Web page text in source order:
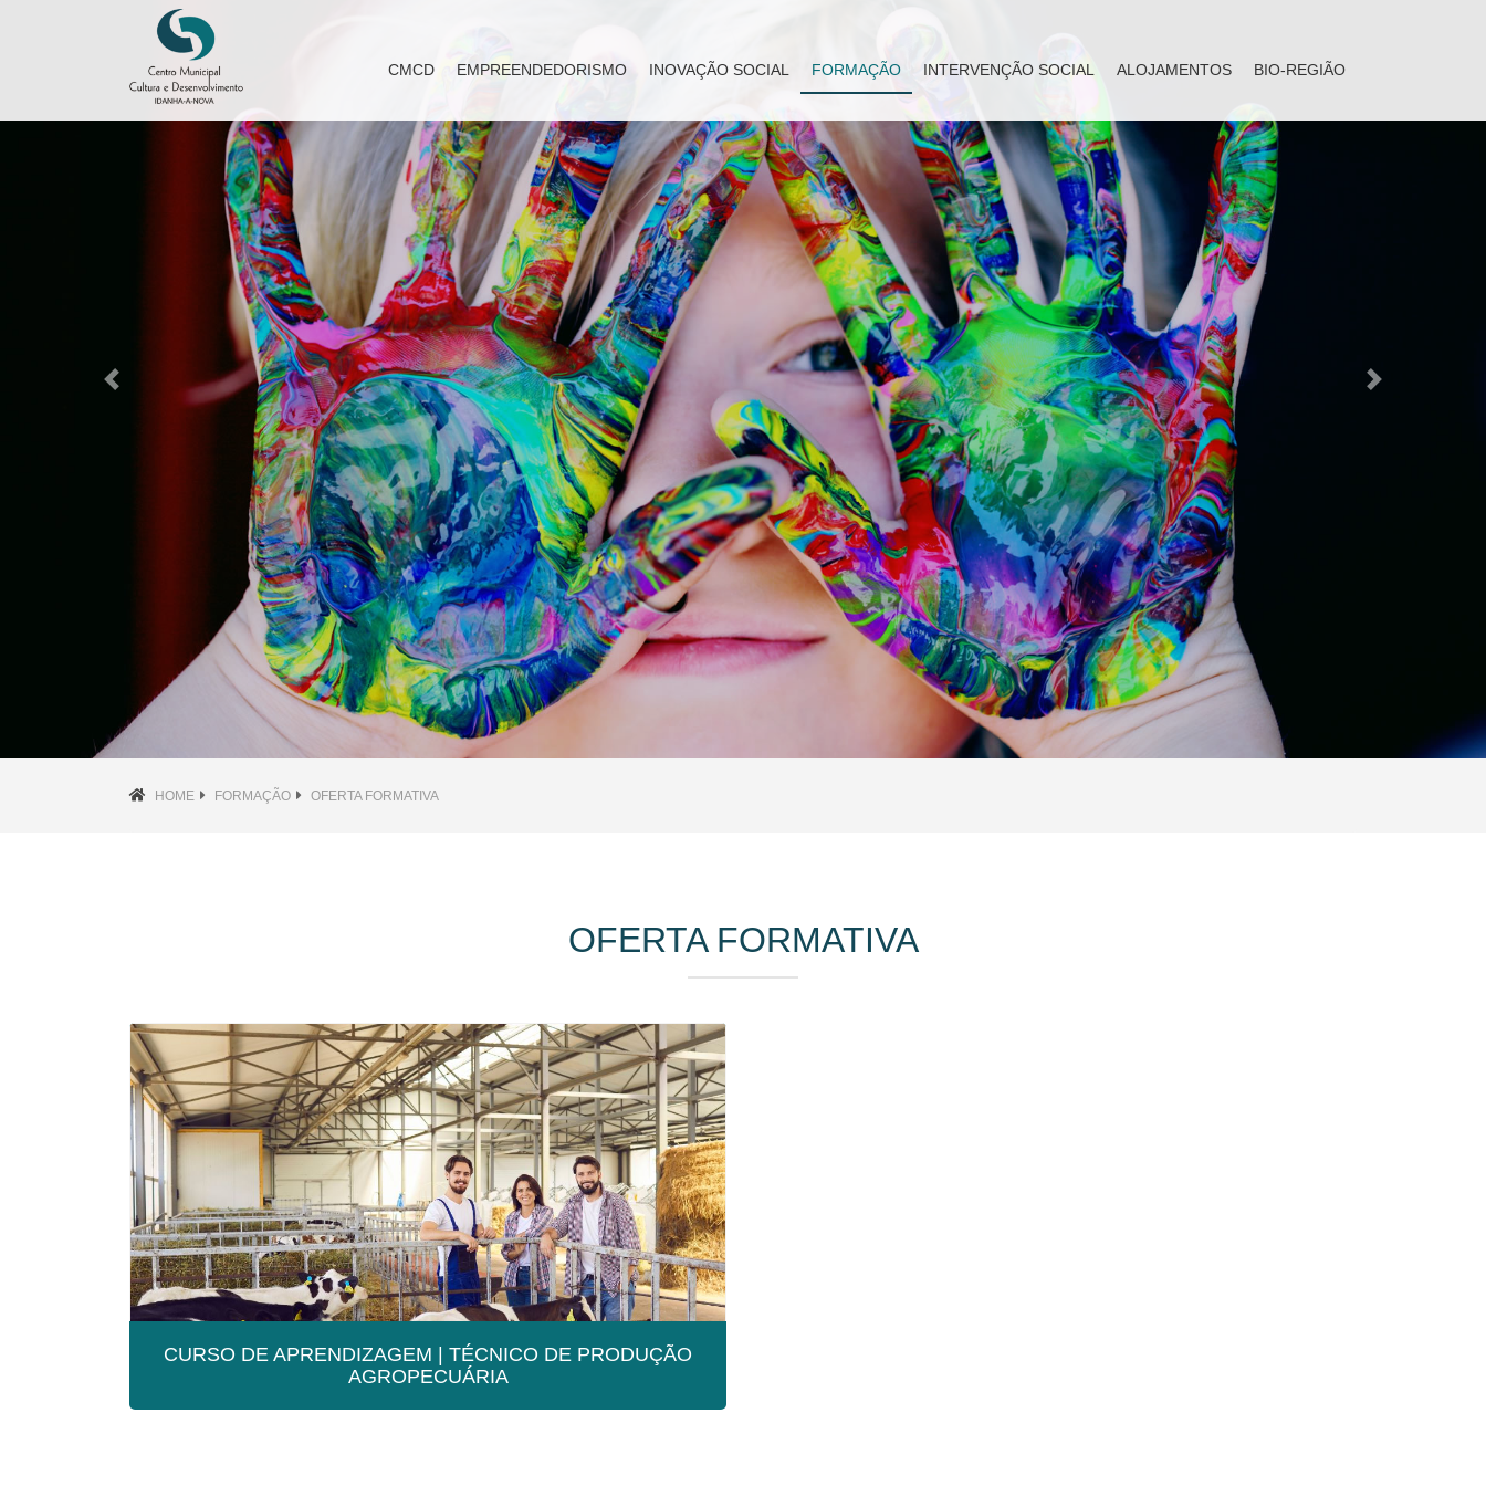
CMCD EMPREENDEDORISMO INOVAÇÃO SOCIAL FORMAÇÃO INTERVENÇÃO SOCIAL ALOJAMENTOS BIO-REGIÃO
Previous Next
HOME FORMAÇÃO OFERTA FORMATIVA
OFERTA FORMATIVA
CURSO DE APRENDIZAGEM | TÉCNICO DE PRODUÇÃO
AGROPECUÁRIA